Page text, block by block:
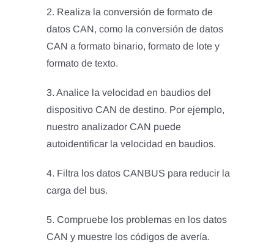
2. Realiza la conversión de formato de
datos CAN, como la conversión de datos
CAN a formato binario, formato de lote y
formato de texto.
3. Analice la velocidad en baudios del
dispositivo CAN de destino. Por ejemplo,
nuestro analizador CAN puede
autoidentificar la velocidad en baudios.
4. Filtra los datos CANBUS para reducir la
carga del bus.
5. Compruebe los problemas en los datos
CAN y muestre los códigos de avería.